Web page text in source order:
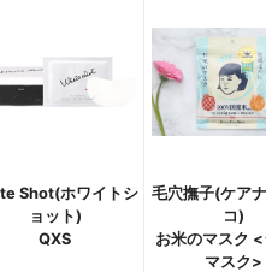
Shot(ホワイトシ
ョット)
QXS
毛穴撫子(ケア
コ)
お米のマスク
マスク>